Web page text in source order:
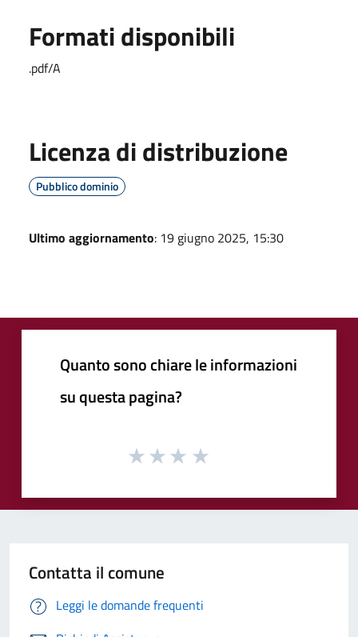
Formati disponibili
.pdf/A
Licenza di distribuzione
Pubblico dominio
Ultimo aggiornamento: 19 giugno 2025, 15:30
Quanto sono chiare le informazioni
su questa pagina?
Contatta il comune
Leggi le domande frequenti